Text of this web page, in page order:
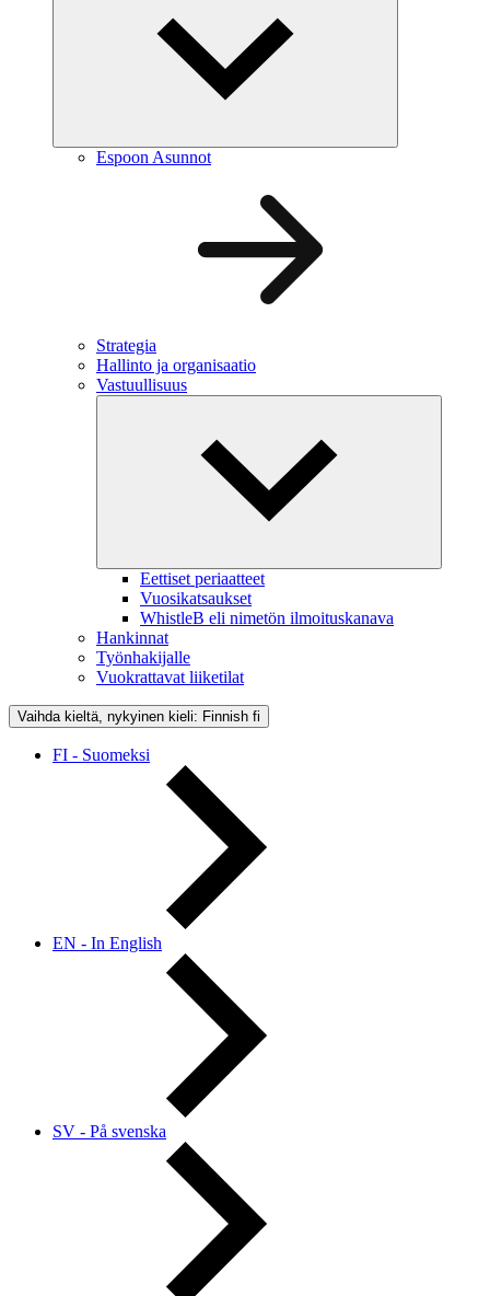
Espoon Asunnot
Strategia
Hallinto ja organisaatio
Vastuullisuus
Eettiset periaatteet
Vuosikatsaukset
WhistleB eli nimetön ilmoituskanava
Hankinnat
Työnhakijalle
Vuokrattavat liiketilat
Vaihda kieltä, nykyinen kieli: Finnish fi
FI - Suomeksi
EN - In English
SV - På svenska